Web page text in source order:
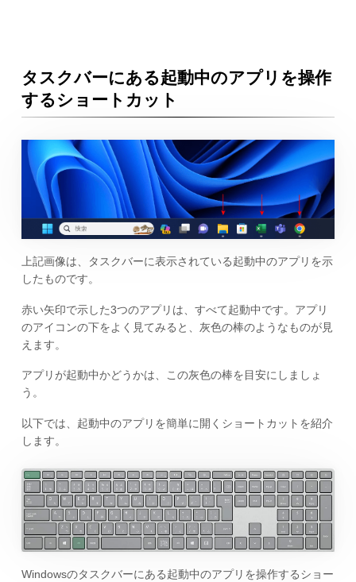
タスクバーにある起動中のアプリを操作
するショートカット
上記画像は、タスクバーに表示されている起動中のアプリを示
したものです。
赤い矢印で示した3つのアプリは、すべて起動中です。アプリ
のアイコンの下をよく見てみると、灰色の棒のようなものが見
えます。
アプリが起動中かどうかは、この灰色の棒を目安にしましょ
う。
以下では、起動中のアプリを簡単に開くショートカットを紹介
します。
Windowsのタスクバーにある起動中のアプリを操作するショー